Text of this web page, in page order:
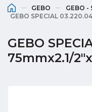
GEBO
GEBO -
GEBO SPECIAL
GEBO
75mmx2.1/